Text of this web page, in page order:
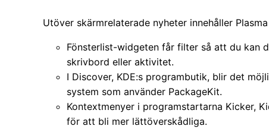
Utöver skärmrelaterade nyheter innehåller
Fönsterlist-widgeten får filter så att du kan
skrivbord eller aktivitet.
I Discover, KDE:s programbutik, blir det
system som använder PackageKit.
Kontextmenyer i programstartarna Kicker,
för att bli mer lättöverskådliga.